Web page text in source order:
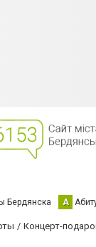
Бердянска А
Концерт-